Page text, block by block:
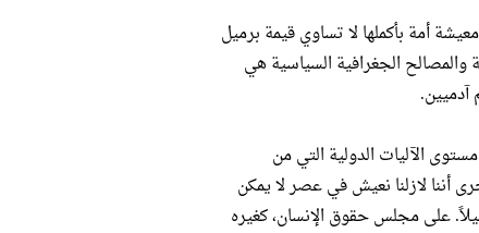
أمة بأكملها لا تساوي قيمة برميل
والمصالح الجغرافية السياسية هي
آدميين.
الآليات الدولية التي من
أننا لازلنا نعيش في عصر لا يمكن
على مجلس حقوق الإنسان، كغيره